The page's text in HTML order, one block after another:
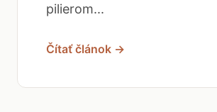
pilierom...
Čítať článok →